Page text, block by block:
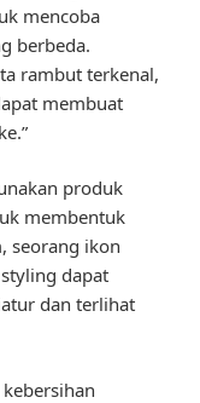
mencoba
berbeda.
rambut terkenal,
membuat
produk
membentuk
seorang ikon
dapat
dan terlihat